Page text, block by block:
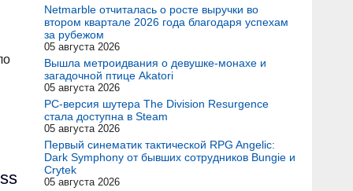
Netmarble отчиталась о росте выручки во
втором квартале 2026 года благодаря успехам
за рубежом
05 августа 2026
Вышла метроидвания о девушке-монахе и
загадочной птице Akatori
05 августа 2026
PC-версия шутера The Division Resurgence
стала доступна в Steam
05 августа 2026
Первый синематик тактической RPG Angelic:
Dark Symphony от бывших сотрудников Bungie и
Crytek
05 августа 2026